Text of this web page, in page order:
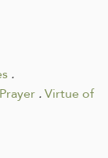
.
Prayer.Virtue of